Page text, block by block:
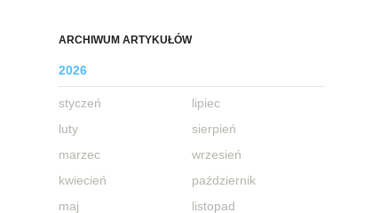
ARCHIWUM ARTYKUŁÓW
2026
styczeń
luty
marzec
kwiecień
maj
lipiec
sierpień
wrzesień
październik
listopad